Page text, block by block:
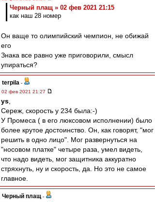
Черный плащ » 02 фев 2021 21:15
как наш 28 номер
Он ваще то олимпийский чемпион, не обижай
его
Знака все равно уже приговорили, смысл
упираться?
terpila -
02 фев 2021 21:27
ys
Сереж, скорость у 234 была:-)
У Промеса ( в его люксовом исполнении) было
более крутое достоинство. Он, как говорят, "мог
решить в одно лицо". Мог развернуться на
"носовом платке" четыре раза, умел видеть,
что надо видеть, мог защитника аккуратно
стряхнуть, ну и скорость, да. Но это не самое
главное.
Черный плащ -